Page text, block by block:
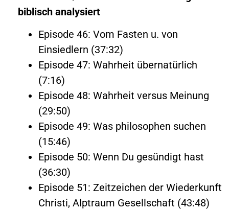
biblisch analysiert
Episode 46: Vom Fasten u. von
Einsiedlern (37:32)
Episode 47: Wahrheit übernatürlich
(7:16)
Episode 48: Wahrheit versus Meinung
(29:50)
Episode 49: Was philosophen suchen
(15:46)
Episode 50: Wenn Du gesündigt hast
(36:30)
Episode 51: Zeitzeichen der Wiederkunft
Christi, Alptraum Gesellschaft (43:48)